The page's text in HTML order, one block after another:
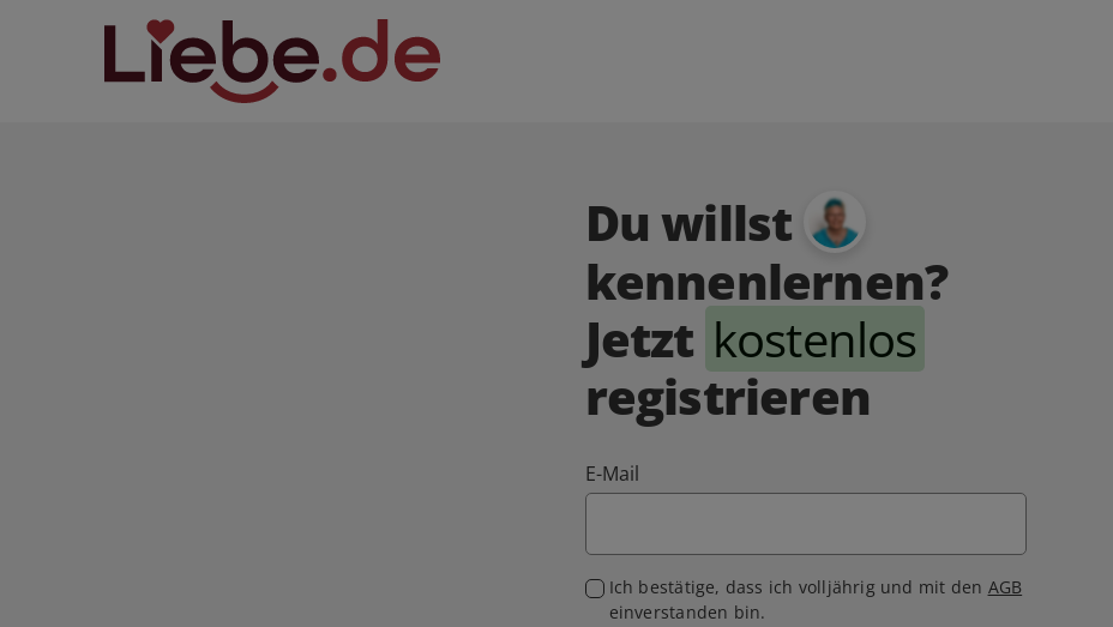
Du willst
kennenlernen?
Jetzt kostenlos
registrieren
E-Mail
Ich bestätige, dass ich volljährig und mit den AGB
einverstanden bin.